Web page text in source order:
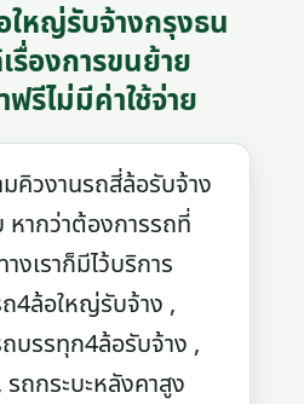
หญ่รับจ้างกรุงธน
รื่องการขนย้าย
รีไม่มีค่าใช้จ่าย
วงานรถสี่ล้อรับจ้าง
หากว่าต้องการรถที่
งเราก็มีไว้บริการ
4ล้อใหญ่รับจ้าง ,
บรรทุก4ล้อรับจ้าง ,
รถกระบะหลังคาสูง